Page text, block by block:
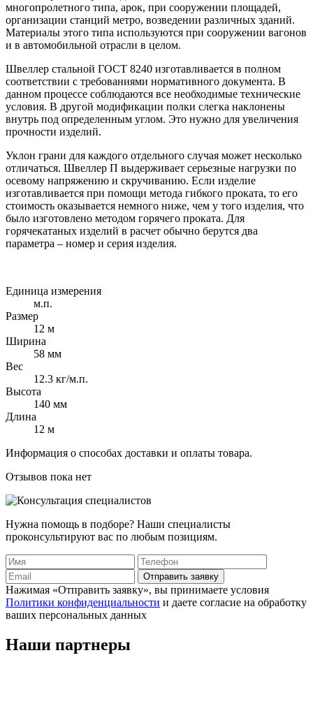
многопролетного типа, арок, при сооружении площадей,
организации станций метро, возведении различных зданий.
Материалы этого типа используются при сооружении вагонов
и в автомобильной отрасли в целом.
Швеллер стальной ГОСТ 8240 изготавливается в полном
соответствии с требованиями нормативного документа. В
данном процессе соблюдаются все необходимые технические
условия. В другой модификации полки слегка наклонены
внутрь под определенным углом. Это нужно для увеличения
прочности изделий.
Уклон грани для каждого отдельного случая может несколько
отличаться. Швеллер П выдерживает серьезные нагрузки по
осевому напряжению и скручиванию. Если изделие
изготавливается при помощи метода гибкого проката, то его
стоимость оказывается немного ниже, чем у того изделия, что
было изготовлено методом горячего проката. Для
горячекатаных изделий в расчет обычно берутся два
параметра – номер и серия изделия.
Единица измерения
м.п.
Размер
12 м
Ширина
58 мм
Вес
12.3 кг/м.п.
Высота
140 мм
Длина
12 м
Информация о способах доставки и оплаты товара.
Отзывов пока нет
Нужна помощь в подборе? Наши специалисты
проконсультируют вас по любым позициям.
Отправить заявку
Нажимая «Отправить заявку», вы принимаете условия
Политики конфиденциальности и даете согласие на обработку
ваших персональных данных
Наши партнеры